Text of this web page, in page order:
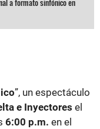
a formato sinfónico en
”, un espectáculo
e Inyectores el
6:00 p.m. en el